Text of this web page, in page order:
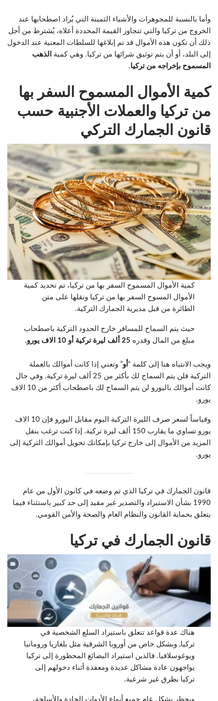
وأما بالنسبة للمجوهرات والأشياء الثمينة التي يُراد اصطحابها عند
الخروج من تركيا والتي تتجاوز القيمة المحددة أعلاه، يُشترط من أجل
ذلك أن تكون هذه الأموال قد تم إبلاغها للسلطات المعنية عند الدخول
إلى البلد، أو أن يتم توثيق شرائها من تركيا. وهي كمية
الذهب
المسموح بإخراجه من تركيا.
كمية الأموال المسموح السفر بها
من تركيا والعملات الأجنبية حسب
قانون الجمارك التركي
كمية الأموال المسموح السفر بها من تركيا، تم تحديد كمية
الأموال المسوح السفر بها من تركيا ونقلها على متن
الطائرة من قبل مديرية الجمارك التركية.
حيث يتم السماح للمسافر خارج الحدود التركية باصطحاب
مبلغ من المال وقدره 25 ألف ليرة تركية أو 10 الاف يورو.
ويجب الانتباه هنا إلى كلمة “ أو” وتعني إذا كانت أموالك بالعملة
التركية فلن يتم السماح لك بأكثر من 25 ألف ليرة تركية. وفي حال
كانت أموالك باليورو لن يتم السماح لك باصطحاب أكثر من 10 الاف
يورو.
وقياساً لسعر صرف الليرة التركية اليوم مقابل اليورو فإن 10 الاف
يورو تساوي ما يقارب 150 ألف ليرة تركية. إذا كنت ترغب بنقل
المزيد من الأموال إلى خارج تركيا بإمكانك تحويل أموالك التركية إلى
يورو.
قانون الجمارك في تركيا الذي تم وضعه في كانون الأول من عام
1990 بشأن الاستيراد والتصدير غير مقيد إلى حد كبير باستثناء فيما
يتعلق بحماية القانون والنظام العام والصحة والأمن القومي.
قانون الجمارك في تركيا
هناك عدة قواعد تتعلق باستيراد السلع الشخصية في
تركيا, وبشكل خاص من أوروبا الشرقية مثل بلغاريا ورومانيا
ويوغوسلافيا. فالذين استيراد البضائع المحظورة إلى تركيا
يواجهون عادة مشاكل عديدة ومعقدة أثناء دخولهم إلى
تركيا بطرق غير شرعية.
ويحظر بشكل عام جميع أنواع الأدوات الحادة والأسلحة،